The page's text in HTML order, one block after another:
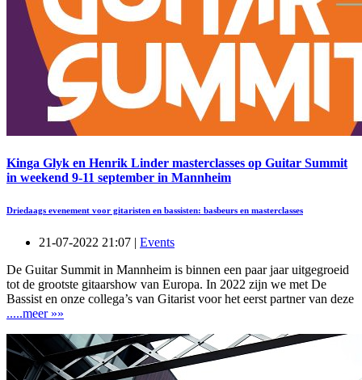
Kinga Glyk en Henrik Linder masterclasses op Guitar Summit
in weekend 9-11 september in Mannheim
Driedaags evenement voor gitaristen en bassisten: basbeurs en masterclasses
21-07-2022 21:07 | Events
De Guitar Summit in Mannheim is binnen een paar jaar uitgegroeid
tot de grootste gitaarshow van Europa. In 2022 zijn we met De
Bassist en onze collega’s van Gitarist voor het eerst partner van deze
.....meer »»